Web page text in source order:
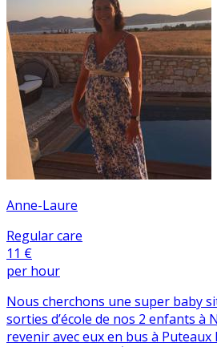
Anne-Laure
Regular care
11 €
per hour
Nous cherchons une super baby
sorties d’école de nos 2 enfants à
revenir avec eux en bus à